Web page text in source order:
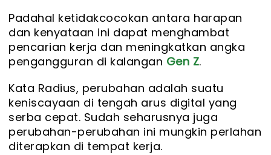
Padahal ketidakcocokan antara harapan
dan kenyataan ini dapat menghambat
pencarian kerja dan meningkatkan angka
pengangguran di kalangan Gen Z.
Kata Radius, perubahan adalah suatu
keniscayaan di tengah arus digital yang
serba cepat. Sudah seharusnya juga
perubahan-perubahan ini mungkin perlahan
diterapkan di tempat kerja.